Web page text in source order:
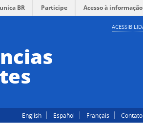
BR Participe Acesso à informação
English Español Français Contato